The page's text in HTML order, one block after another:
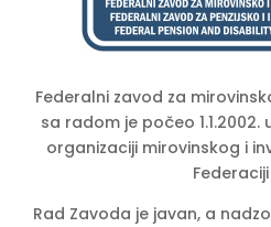
Federalni zavod za
sa radom je počeo
organizaciji mirovinskog i
Federaciji
Rad Zavoda je javan, a